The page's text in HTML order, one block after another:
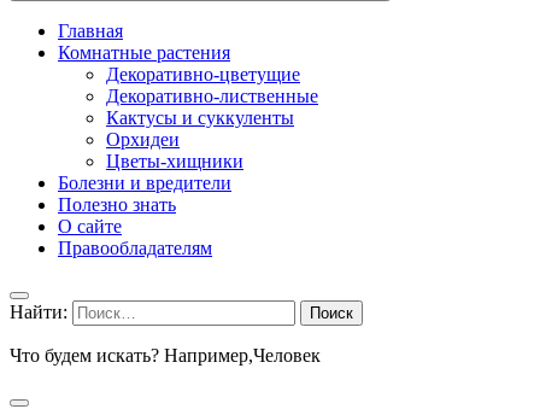
Главная
Комнатные растения
Декоративно-цветущие
Декоративно-лиственные
Кактусы и суккуленты
Орхидеи
Цветы-хищники
Болезни и вредители
Полезно знать
О сайте
Правообладателям
Найти:
Что будем искать? Например,Человек